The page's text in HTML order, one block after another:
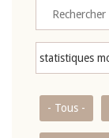
- Tous -